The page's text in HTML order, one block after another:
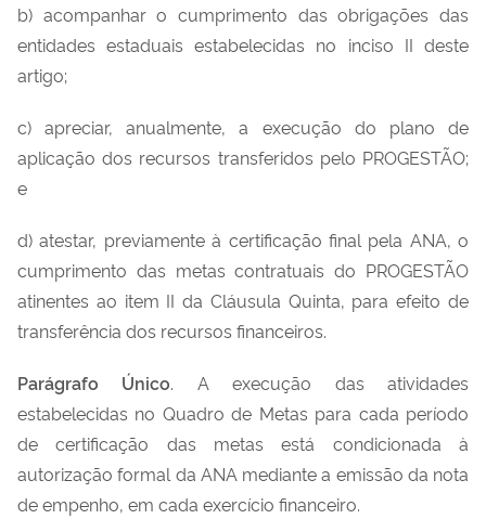
b) acompanhar o cumprimento das obrigações das
entidades estaduais estabelecidas no inciso II deste
artigo;
c) apreciar, anualmente, a execução do plano de
aplicação dos recursos transferidos pelo PROGESTÃO;
e
d) atestar, previamente à certificação final pela ANA, o
cumprimento das metas contratuais do PROGESTÃO
atinentes ao item II da Cláusula Quinta, para efeito de
transferência dos recursos financeiros.
Parágrafo Único. A execução das atividades
estabelecidas no Quadro de Metas para cada período
de certificação das metas está condicionada à
autorização formal da ANA mediante a emissão da nota
de empenho, em cada exercício financeiro.